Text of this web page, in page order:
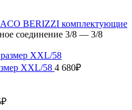
BERIZZI комплектующие
соединение 3/8 — 3/8
XXL/58 4 680₽
₽